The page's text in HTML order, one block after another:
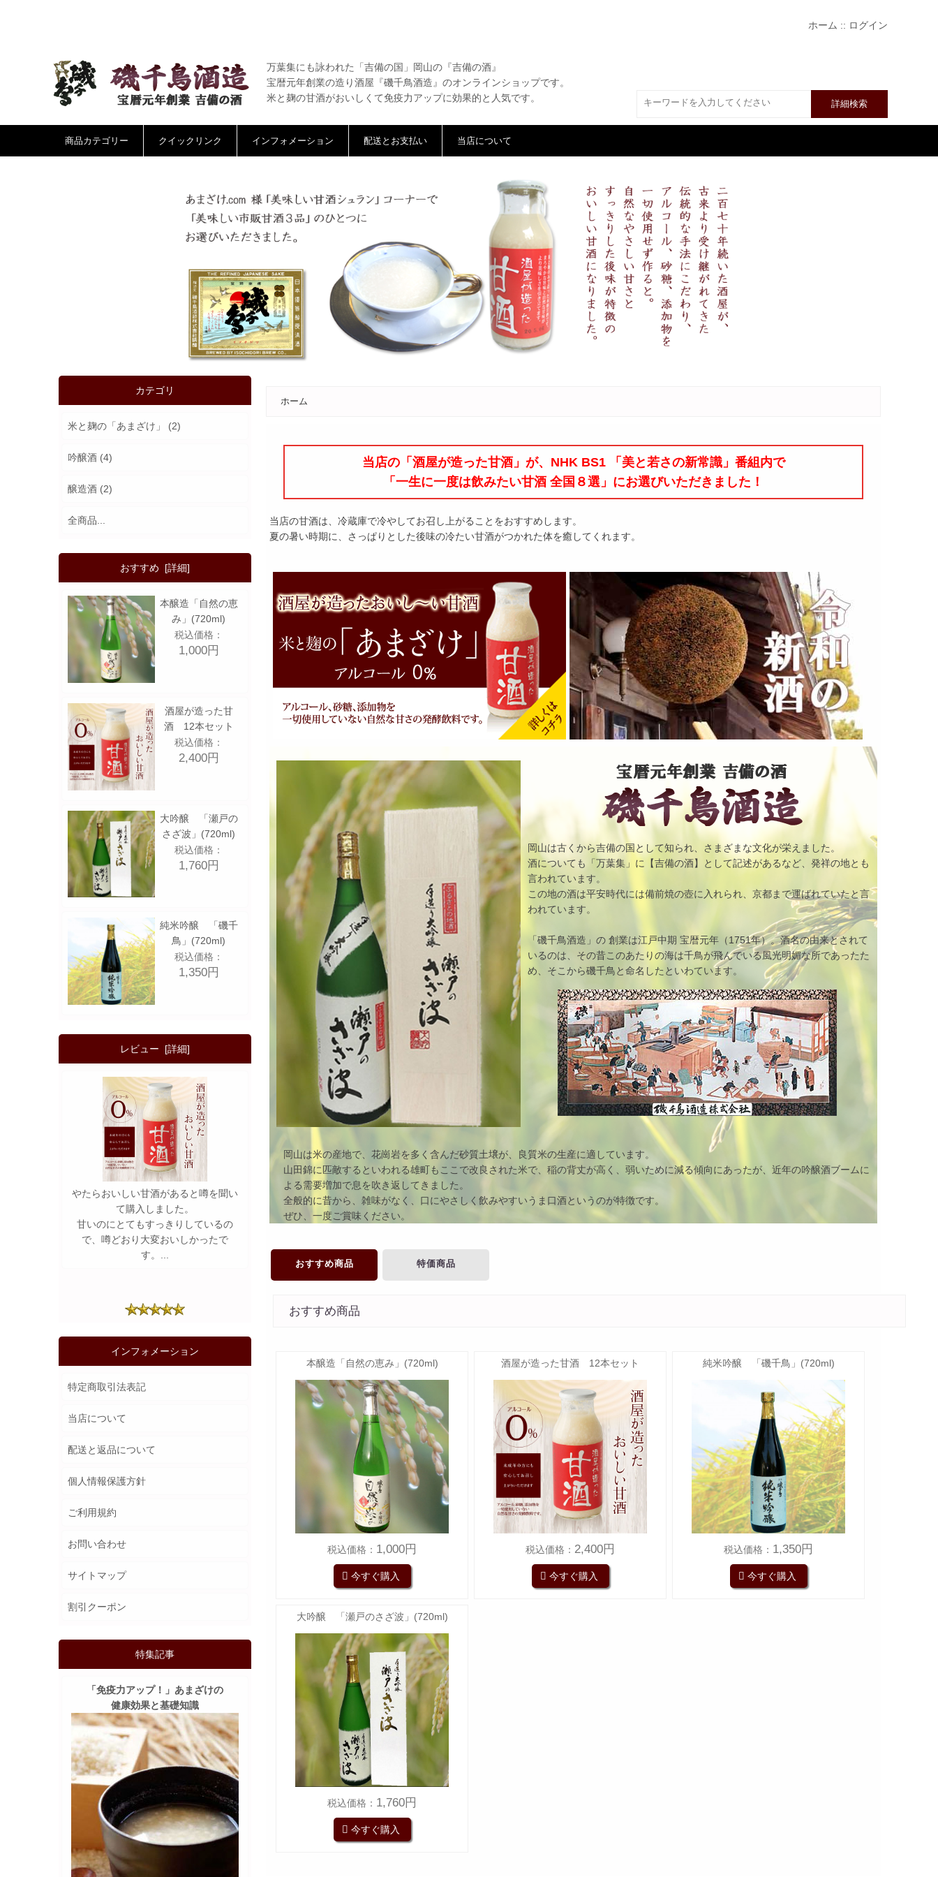
ホーム :: ログイン
万葉集にも詠われた「吉備の国」岡山の『吉備の酒』
宝暦元年創業の造り酒屋『磯千鳥酒造』のオンラインショップです。
米と麹の甘酒がおいしくて免疫力アップに効果的と人気です。
商品カテゴリー クイックリンク インフォメーション 配送とお支払い 当店について
カテゴリ
米と麹の「あまざけ」 (2)
吟醸酒 (4)
醸造酒 (2)
全商品...
おすすめ [詳細]
本醸造「自然の恵
み」(720ml)
税込価格：
1,000円
酒屋が造った甘
酒 12本セット
税込価格：
2,400円
大吟醸 「瀬戸の
さざ波」(720ml)
税込価格：
1,760円
純米吟醸 「磯千
鳥」(720ml)
税込価格：
1,350円
レビュー [詳細]
やたらおいしい甘酒があると噂を聞い
て購入しました。
甘いのにとてもすっきりしているの
で、噂どおり大変おいしかったで
す。...
インフォメーション
特定商取引法表記
当店について
配送と返品について
個人情報保護方針
ご利用規約
お問い合わせ
サイトマップ
割引クーポン
特集記事
「免疫力アップ！」あまざけの
健康効果と基礎知識
ホーム
当店の「酒屋が造った甘酒」が、NHK BS1 「美と若さの新常識」番組内で
「一生に一度は飲みたい甘酒 全国８選」 にお選びいただきました！
当店の甘酒は、冷蔵庫で冷やしてお召し上がることをおすすめします。
夏の暑い時期に、さっぱりとした後味の冷たい甘酒がつかれた体を癒してくれます。
コール0％で子供も安心
飲む点滴で免疫アップ
今年の新酒！
こちらから！
岡山は古くから吉備の国として知られ、さまざまな文化が栄えました。
酒についても「万葉集」に【吉備の酒】として記述があるなど、発祥の地とも
言われています。
この地の酒は平安時代には備前焼の壺に入れられ、京都まで運ばれていたと言
われています。
「磯千鳥酒造」の 創業は江戸中期 宝暦元年（1751年）。酒名の由来とされて
いるのは、その昔このあたりの海は千鳥が飛んでいる風光明媚な所であったた
め、そこから磯千鳥と命名したといわています。
岡山は米の産地で、花崗岩を多く含んだ砂質土壌が、良質米の生産に適しています。
山田錦に匹敵するといわれる雄町もここで改良された米で、稲の背丈が高く、弱いために減る傾向にあったが、近年の吟醸酒ブームに
よる需要増加で息を吹き返してきました。
全般的に昔から、雑味がなく、口にやさしく飲みやすいうま口酒というのが特徴です。
ぜひ、一度ご賞味ください。
おすすめ商品 特価商品
おすすめ商品
本醸造「自然の恵み」(720ml)
税込価格： 1,000円
今すぐ購入
酒屋が造った甘酒 12本セット
税込価格： 2,400円
今すぐ購入
純米吟醸 「磯千鳥」(720ml)
税込価格： 1,350円
今すぐ購入
大吟醸 「瀬戸のさざ波」(720ml)
税込価格： 1,760円
今すぐ購入